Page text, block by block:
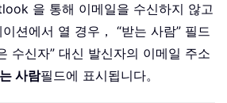
을 통해 이메일을 수신하지 않고
션에서 열 경우， “받는 사람” 필드
수신자” 대신 발신자의 이메일 주소
사람필드에 표시됩니다。